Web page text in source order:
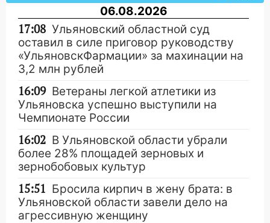
06.08.2026
17:08 Ульяновский областной суд
оставил в силе приговор руководству
«УльяновскФармации» за махинации на
3,2 млн рублей
16:09 Ветераны легкой атлетики из
Ульяновска успешно выступили на
Чемпионате России
16:02 В Ульяновской области убрали
более 28% площадей зерновых и
зернобобовых культур
15:51 Бросила кирпич в жену брата: в
Ульяновской области завели дело на
агрессивную женщину